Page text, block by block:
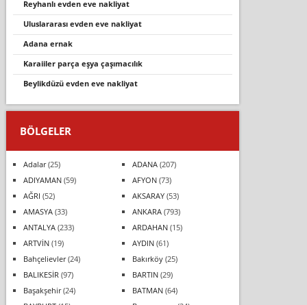
reyhanlı evden eve nakliyat
uluslararası evden eve nakliyat
adana ernak
karaiiler parça eşya çaşımacılık
beylikdüzü evden eve nakliyat
BÖLGELER
Adalar(25) ADANA(207)
ADIYAMAN(59) AFYON(73)
AĞRI (52) AKSARAY(53)
AMASYA(33) ANKARA(793)
ANTALYA(233) ARDAHAN(15)
ARTVİN(19) AYDIN(61)
Bahçelievler(24) Bakırköy(25)
BALIKESİR (97) BARTIN(29)
Başakşehir(24) BATMAN(64)